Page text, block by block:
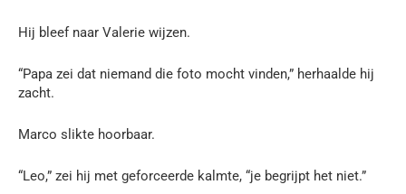
Hij bleef naar Valerie wijzen.
“Papa zei dat niemand die foto mocht vinden,” herhaalde hij
zacht.
Marco slikte hoorbaar.
“Leo,” zei hij met geforceerde kalmte, “je begrijpt het niet.”